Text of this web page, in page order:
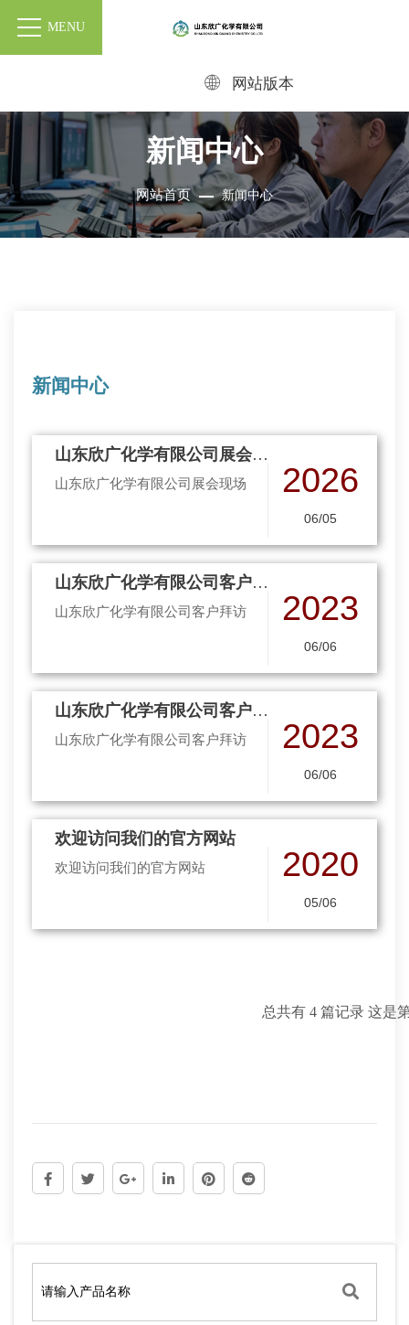
MENU
网站版本
新闻中心
网站首页 新闻中心
新闻中心
山东欣广化学有限公司展会现
场
山东欣广化学有限公司展会现场 2026
06/05
山东欣广化学有限公司客户拜
访
山东欣广化学有限公司客户拜访 2023
06/06
山东欣广化学有限公司客户拜
访
山东欣广化学有限公司客户拜访 2023
06/06
欢迎访问我们的官方网站
欢迎访问我们的官方网站 2020
05/06
总共有 4 篇记录 这是